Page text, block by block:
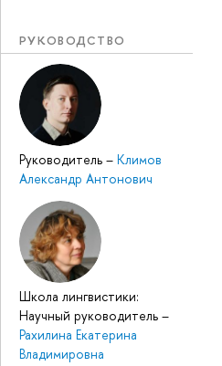
РУКОВОДСТВО
Руководитель – Климов
Александр Антонович
Школа лингвистики:
Научный руководитель –
Рахилина Екатерина
Владимировна